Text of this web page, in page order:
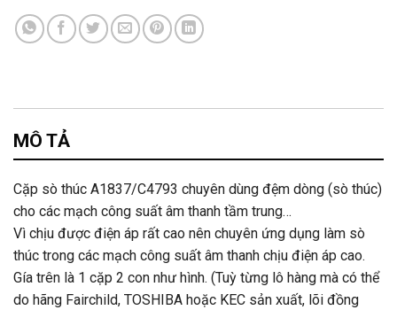
MÔ TẢ
Cặp sò thúc A1837/C4793 chuyên dùng đệm dòng (sò thúc)
cho các mạch công suất âm thanh tầm trung…
Vì chịu được điện áp rất cao nên chuyên ứng dụng làm sò
thúc trong các mạch công suất âm thanh chịu điện áp cao.
Gía trên là 1 cặp 2 con như hình. (Tuỳ từng lô hàng mà có thể
do hãng Fairchild, TOSHIBA hoặc KEC sản xuất, lõi đồng